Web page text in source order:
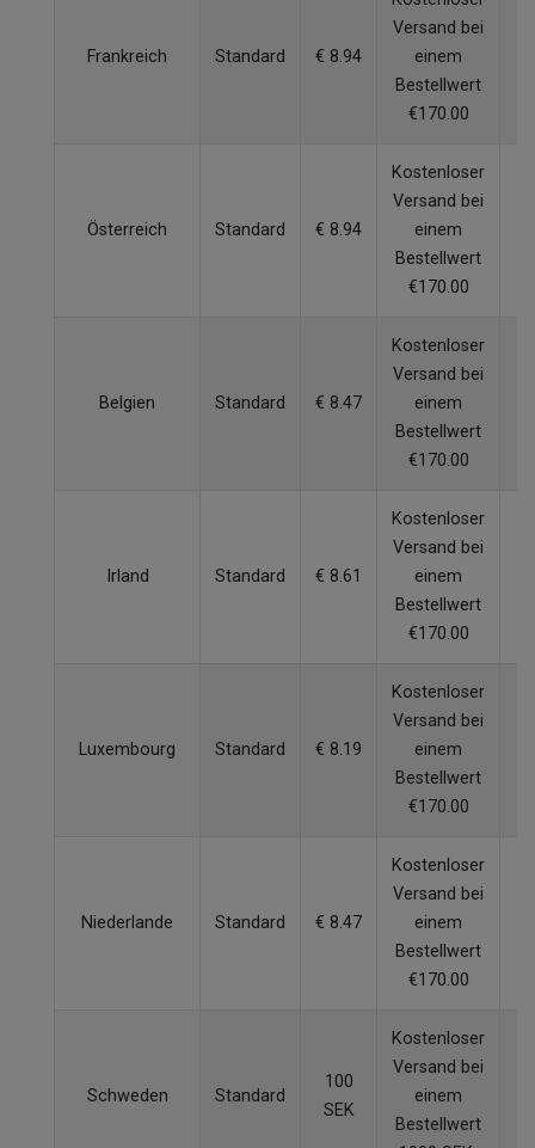
Frankreich Standard € 8.94
Versand bei
einem
Bestellwert
€170.00
Österreich Standard € 8.94
Kostenloser
Versand bei
einem
Bestellwert
€170.00
Belgien Standard € 8.47
Kostenloser
Versand bei
einem
Bestellwert
€170.00
Irland Standard € 8.61
Kostenloser
Versand bei
einem
Bestellwert
€170.00
Luxembourg Standard € 8.19
Kostenloser
Versand bei
einem
Bestellwert
€170.00
Niederlande Standard € 8.47
Kostenloser
Versand bei
einem
Bestellwert
€170.00
Schweden Standard
100
SEK
Kostenloser
Versand bei
einem
Bestellwert